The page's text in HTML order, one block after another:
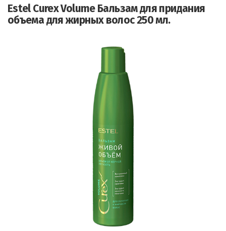
Estel Curex Volume Бальзам для придания
объема для жирных волос 250 мл.